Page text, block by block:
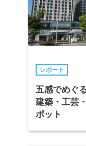
レポート
五感でめぐ
建築・工芸
ポット